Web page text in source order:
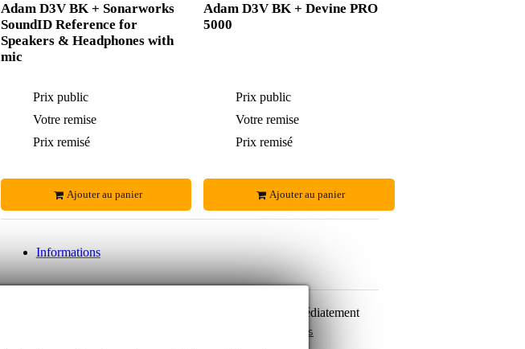
Adam D3V BK + Sonarworks
SoundID Reference for
Speakers & Headphones with
mic
Prix public
Votre remise
Prix remisé
Ajouter au panier
Adam D3V BK + Devine PRO
5000
Prix public
Votre remise
Prix remisé
Ajouter au panier
Informations
48 000+ produits en stock, expédiés immédiatement
Modalités de paiement sûres et étendues